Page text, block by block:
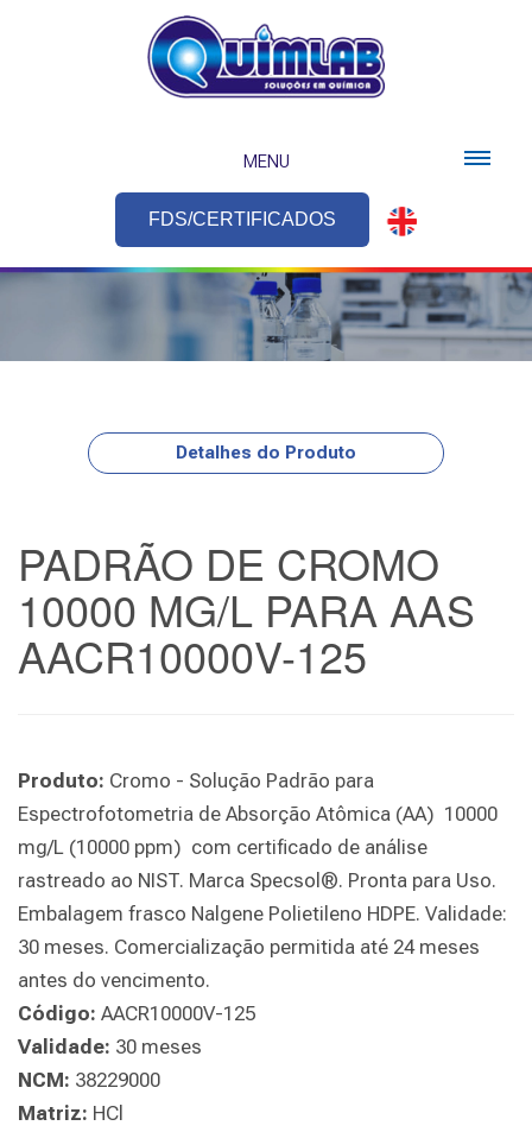
MENU
FDS/CERTIFICADOS
Detalhes do Produto
PADRÃO DE CROMO
10000 MG/L PARA AAS
AACR10000V-125
Produto: Cromo - Solução Padrão para
Espectrofotometria de Absorção Atômica (AA) 10000
mg/L (10000 ppm) com certificado de análise
rastreado ao NIST. Marca Specsol®. Pronta para Uso.
Embalagem frasco Nalgene Polietileno HDPE. Validade:
30 meses. Comercialização permitida até 24 meses
antes do vencimento.
Código: AACR10000V-125
Validade: 30 meses
NCM: 38229000
Matriz: HCl